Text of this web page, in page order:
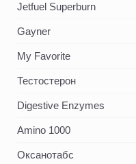
Jetfuel Superburn
Gayner
My Favorite
Тестостерон
Digestive Enzymes
Amino 1000
Оксанотабс